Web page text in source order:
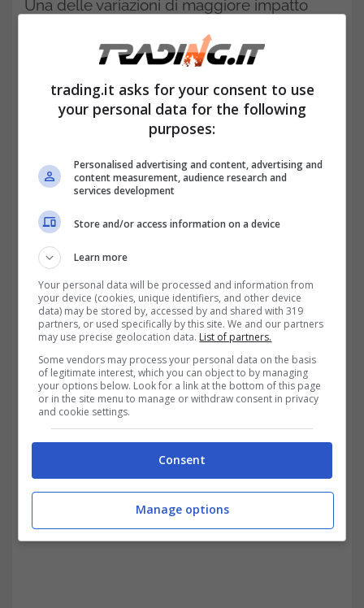
Una delle variazioni di maggiore impatto
cancella definitivamente le asimmetrie
storiche tra l’impiego statale e il comparto
privato, definendo finestre di reperibilità
identiche per l’intera platea dei lavoratori.
Le nuove finestre di reperibilità
per tutti i dipendenti
I lavoratori devono farsi trovare presso
l’indirizzo comunicato all’istituto
previdenziale all’interno di fasce orarie
precise, che valgono senza alcuna
distinzione di settore. Le fasce orarie si
articolano in questo modo:
trading.it asks for your consent to use
your personal data for the following
purposes:
Personalised advertising and content, advertising and
content measurement, audience research and
services development
Store and/or access information on a device
Learn more
Your personal data will be processed and information from
your device (cookies, unique identifiers, and other device
data) may be stored by, accessed by and shared with 319
partners, or used specifically by this site. We and our partners
may use precise geolocation data. List of partners.
Some vendors may process your personal data on the basis
of legitimate interest, which you can object to by managing
your options below. Look for a link at the bottom of this page
or in the site menu to manage or withdraw consent in privacy
and cookie settings.
Consent
Manage options